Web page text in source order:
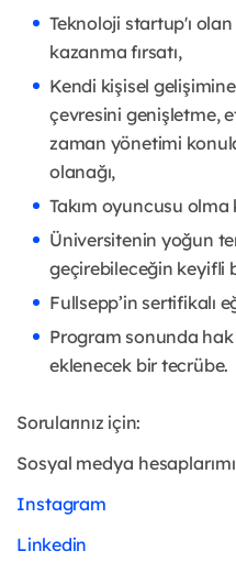
Teknoloji startup'ı
kazanma fırsatı,
Kendi kişisel
çevresini genişletme,
zaman yönetimi
olanağı,
Takım oyuncusu
Üniversitenin yoğun
geçirebileceğin keyifli
Fullsepp’in sertifikalı
Program sonunda hak
eklenecek bir tecrübe.
Sorularınız için:
Sosyal medya
Instagram
Linkedin